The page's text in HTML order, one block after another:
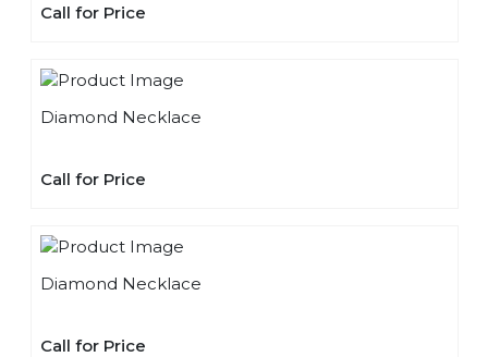
Call for Price
Diamond Necklace
Call for Price
Diamond Necklace
Call for Price